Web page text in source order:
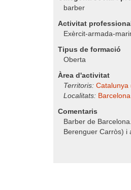
barber
Activitat professional
Exèrcit-armada-
Tipus de formació
Oberta
Àrea d'activitat
Territoris: Catalunya
Localitats: Barcelona
Comentaris
Barber de
Berenguer Carròs)